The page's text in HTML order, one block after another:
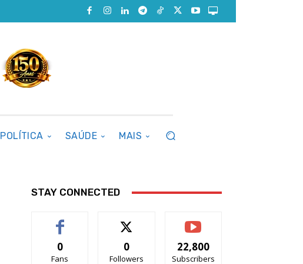
POLÍTICA SAÚDE MAIS
STAY CONNECTED
0
Fans
0
Followers
22,800
Subscribers